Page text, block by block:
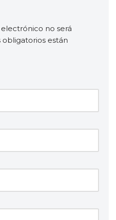
no será
obligatorios están